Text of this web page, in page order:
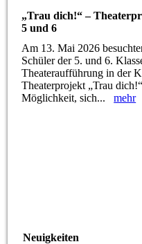
„Trau dich!“ –
5 und 6
Am 13. Mai 2026
Schüler der 5. und 6.
Theateraufführung in der
Theaterprojekt „Trau
Möglichkeit, sich...mehr
Neuigkeiten